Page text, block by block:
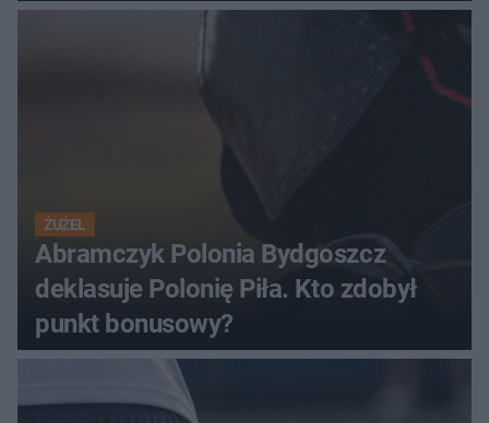
ŻUŻEL
Abramczyk Polonia Bydgoszcz
deklasuje Polonię Piła. Kto zdobył
punkt bonusowy?